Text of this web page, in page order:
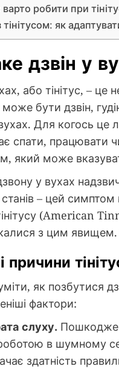
робити при
як
дзвін у
або тінітус, –
бути дзвін,
Для когось це
спати, працювати
який може
у вухах
– цей
тінітусу (American
з цим
причини
як позбутися
фактори:
слуху.
в шумному
здатність